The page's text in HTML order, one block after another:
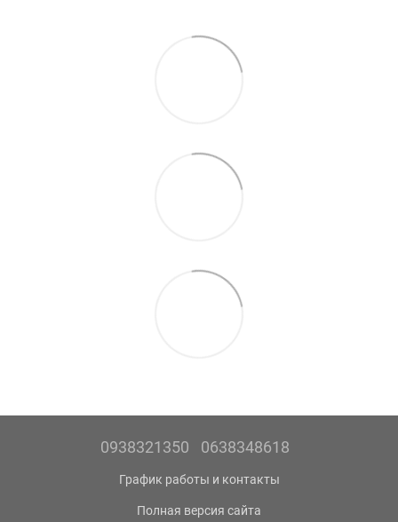
0938321350 0638348618
График работы и контакты
Полная версия сайта